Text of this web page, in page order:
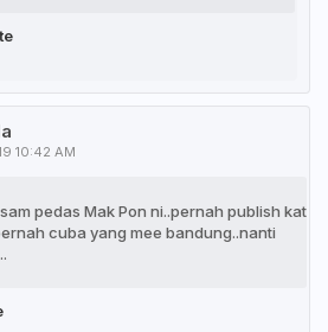
10:42 AM
pedas Mak Pon ni..pernah publish kat
cuba yang mee bandung..nanti